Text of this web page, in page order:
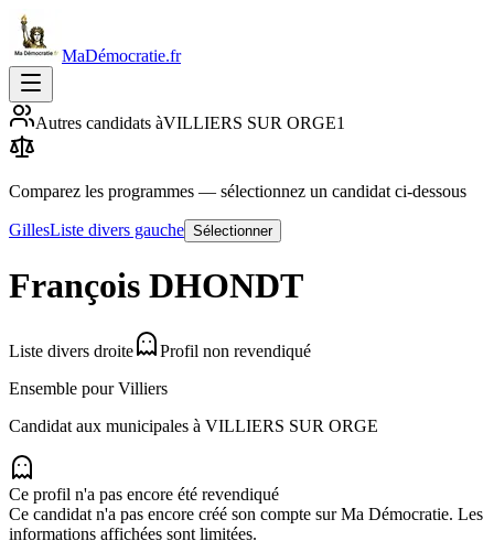
MaDémocratie.fr
Autres candidats àVILLIERS SUR ORGE1
Comparez les programmes — sélectionnez un candidat ci-dessous
GillesListe divers gauche Sélectionner
François DHONDT
Liste divers droite
Profil non revendiqué
Ensemble pour Villiers
Candidat aux municipales à VILLIERS SUR ORGE
Ce profil n'a pas encore été revendiqué
Ce candidat n'a pas encore créé son compte sur Ma Démocratie. Les
informations affichées sont limitées.